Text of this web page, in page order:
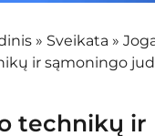
» Sveikata »
ir sąmoningo
technikų ir